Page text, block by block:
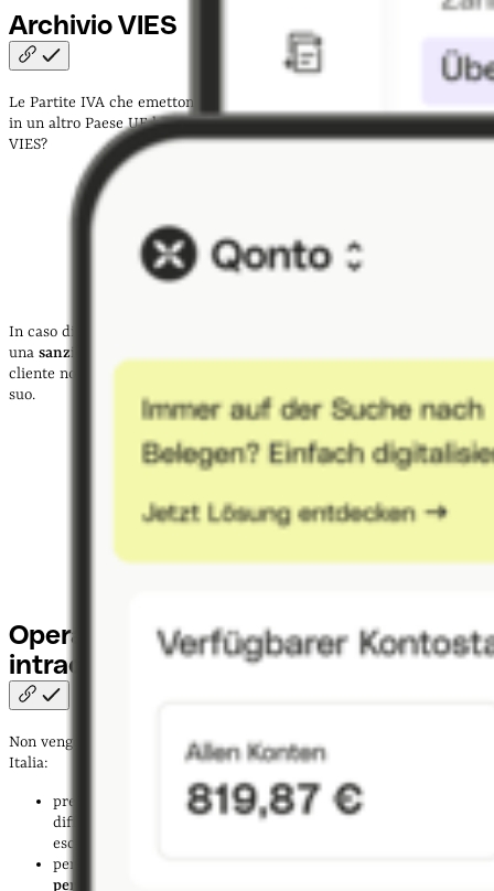
ArchivioVIES
Le Partite IVA che emettono o ricevono fatture da soggetti con sede
in un altro Paese UE hanno l’obbligo di iscrizione al VIES. Ma cos’è il
VIES?
In caso di mancata iscrizione, entrambi i soggetti coinvolti pagano
una sanzione di 250€
cliente non è iscritto al VIES, è il fornitore a versare l’IVA al posto
suo.
Operazioni escluse dagli acquisti
intracomunitari
Non vengono considerati acquisti intracomunitari i beni trasportati in
Italia:
presso un deposito IVA, ossia un luogo fisico che consente di
differire il pagamento dell’IVA al momento in cui le merci
escono dal deposito;
per
perfezionamento attivo